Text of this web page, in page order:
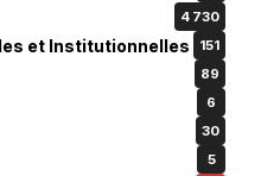
4 730
et Institutionnelles 151
89
6
30
5